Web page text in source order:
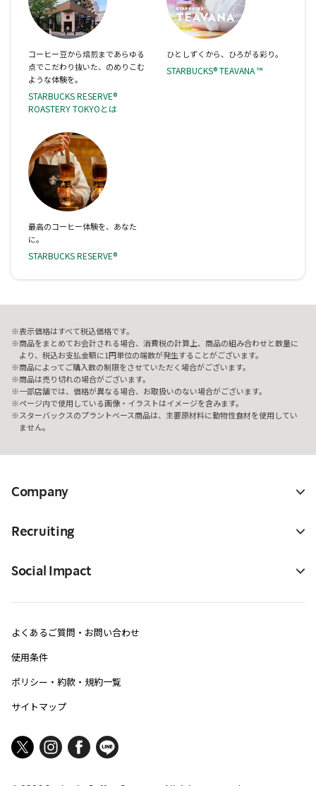
コーヒー豆から焙煎まであらゆる
点でこだわり抜いた、のめりこむ
ような体験を。
STARBUCKS RESERVE®
ROASTERY TOKYOとは
ひとしずくから、ひろがる彩り。
STARBUCKS® TEAVANA ™
最高のコーヒー体験を、あなた
に。
STARBUCKS RESERVE®
表示価格はすべて税込価格です。
商品をまとめてお会計される場合、消費税の計算上、商品の組み合わせと数量に
より、税込お支払金額に1円単位の端数が発生することがございます。
商品によってご購入数の制限をさせていただく場合がございます。
商品は売り切れの場合がございます。
一部店舗では、価格が異なる場合、お取扱いのない場合がございます。
ページ内で使用している画像・イラストはイメージを含みます。
スターバックスのプラントベース商品は、主要原材料に動物性食材を使用してい
ません。
Company
Recruiting
Social Impact
よくあるご質問・お問い合わせ
使用条件
ポリシー・約款・規約一覧
サイトマップ